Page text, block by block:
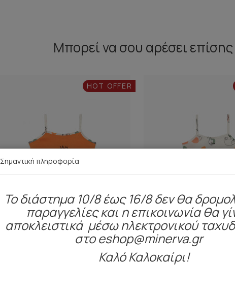
Μπορεί να σου αρέσει επίσης
HOT OFFER
Σημαντική πληροφορία
To διάστημα 10/8 έως 16/8 δεν θα
παραγγελίες και η επικοινωνία θα
αποκλειστικά μέσω ηλεκτρονικού
στο eshop@minerva.gr
Καλό Καλοκαίρι!